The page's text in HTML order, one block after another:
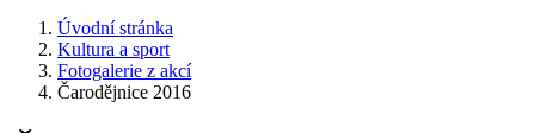
Úvodní stránka
Kultura a sport
Fotogalerie z akcí
Čarodějnice 2016